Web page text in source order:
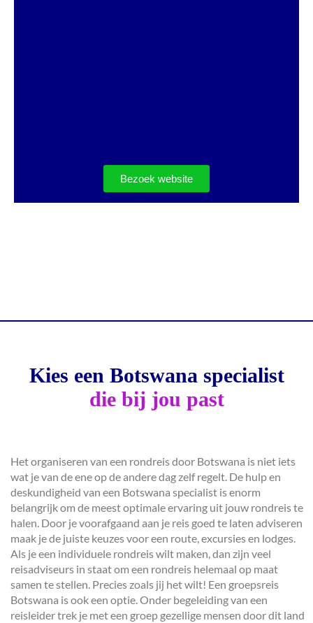
Bezoek website
Kies een Botswana specialist
die bij jou past
Het organiseren van een rondreis door Botswana is niet iets
wat je van de ene op de andere dag zelf regelt. De hulp en
deskundigheid van een Botswana specialist is enorm
belangrijk om de meest optimale ervaring uit jouw rondreis te
halen. Door je voorafgaand aan je reis goed te laten adviseren
maak je de juiste keuzes voor een route, excursies en lodges.
Als je een individuele rondreis wilt maken, dan zijn veel
reisadviseurs in staat om een rondreis helemaal op maat
samen te stellen. Precies zoals jij het wilt! Een groepsreis
Botswana is ook een optie. Onder begeleiding van een
reisleider trek je met een groep gezellige mensen door dit land